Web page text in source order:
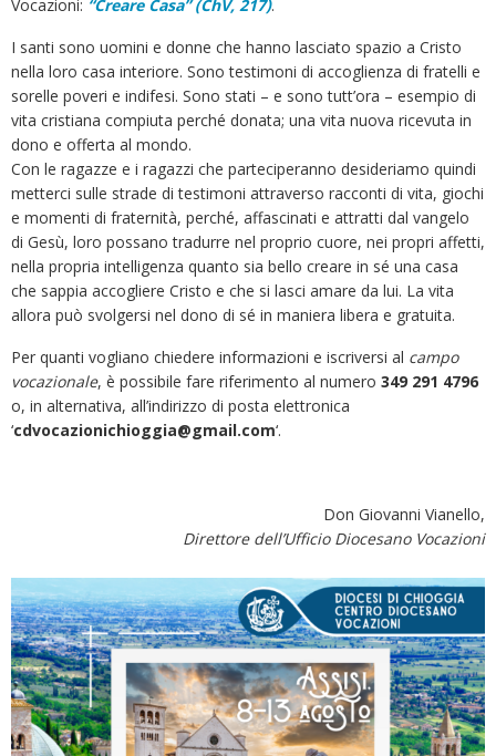
Vocazioni: “Creare Casa” (ChV, 217).
I santi sono uomini e donne che hanno lasciato spazio a Cristo
nella loro casa interiore. Sono testimoni di accoglienza di fratelli e
sorelle poveri e indifesi. Sono stati – e sono tutt’ora – esempio di
vita cristiana compiuta perché donata; una vita nuova ricevuta in
dono e offerta al mondo.
Con le ragazze e i ragazzi che parteciperanno desideriamo quindi
metterci sulle strade di testimoni attraverso racconti di vita, giochi
e momenti di fraternità, perché, affascinati e attratti dal vangelo
di Gesù, loro possano tradurre nel proprio cuore, nei propri affetti,
nella propria intelligenza quanto sia bello creare in sé una casa
che sappia accogliere Cristo e che si lasci amare da lui. La vita
allora può svolgersi nel dono di sé in maniera libera e gratuita.
Per quanti vogliano chiedere informazioni e iscriversi al campo
vocazionale, è possibile fare riferimento al numero 349 291 4796
o, in alternativa, all’indirizzo di posta elettronica
‘cdvocazionichioggia@gmail.com‘.
Don Giovanni Vianello,
Direttore dell’Ufficio Diocesano Vocazioni